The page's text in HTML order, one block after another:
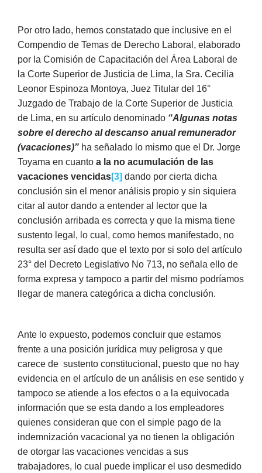
Por otro lado, hemos constatado que inclusive en el
Compendio de Temas de Derecho Laboral, elaborado
por la Comisión de Capacitación del Área Laboral de
la Corte Superior de Justicia de Lima, la Sra. Cecilia
Leonor Espinoza Montoya, Juez Titular del 16°
Juzgado de Trabajo de la Corte Superior de Justicia
de Lima, en su artículo denominado “Algunas notas
sobre el derecho al descanso anual remunerador
(vacaciones)” ha señalado lo mismo que el Dr. Jorge
Toyama en cuanto a la no acumulación de las
vacaciones vencidas[3] dando por cierta dicha
conclusión sin el menor análisis propio y sin siquiera
citar al autor dando a entender al lector que la
conclusión arribada es correcta y que la misma tiene
sustento legal, lo cual, como hemos manifestado, no
resulta ser así dado que el texto por si solo del artículo
23° del Decreto Legislativo No 713, no señala ello de
forma expresa y tampoco a partir del mismo podríamos
llegar de manera categórica a dicha conclusión.
Ante lo expuesto, podemos concluir que estamos
frente a una posición jurídica muy peligrosa y que
carece de sustento constitucional, puesto que no hay
evidencia en el artículo de un análisis en ese sentido y
tampoco se atiende a los efectos o a la equivocada
información que se esta dando a los empleadores
quienes consideran que con el simple pago de la
indemnización vacacional ya no tienen la obligación
de otorgar las vacaciones vencidas a sus
trabajadores, lo cual puede implicar el uso desmedido